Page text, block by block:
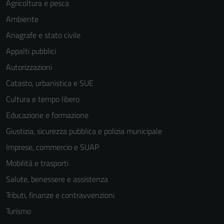
Agricoltura e pesca
Ambiente
Anagrafe e stato civile
Appalti pubblici
Autorizzazioni
Catasto, urbanistica e SUE
Cultura e tempo libero
Educazione e formazione
Giustizia, sicurezza pubblica e polizia municipale
Imprese, commercio e SUAP
Mobilità e trasporti
Salute, benessere e assistenza
Tributi, finanze e contravvenzioni
Turismo